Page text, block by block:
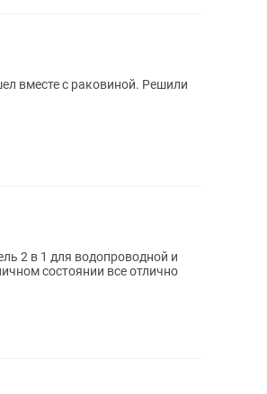
вместе с раковиной. Решили
2 в 1 для водопроводной и
состоянии все отлично